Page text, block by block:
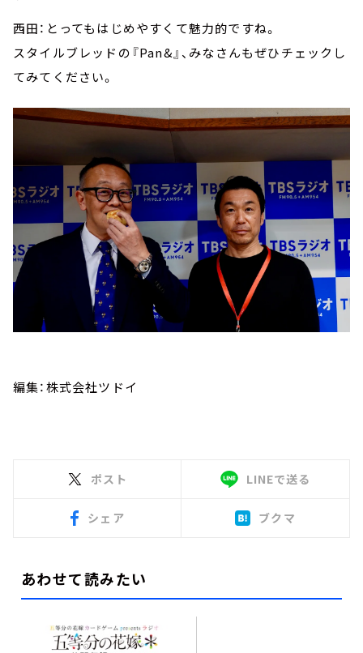
西田：とってもはじめやすくて魅力的ですね。
スタイルブレッドの『Pan&』、みなさんもぜひチェックし
てみてください。
編集：株式会社ツドイ
ポスト LINEで送る
シェア ブクマ
あわせて読みたい